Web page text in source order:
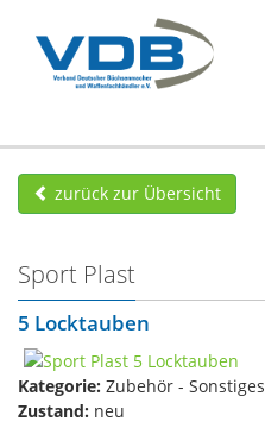
zurück zur Übersicht
Sport Plast
5 Locktauben
Kategorie: Zubehör - Sonstiges
Zustand: neu